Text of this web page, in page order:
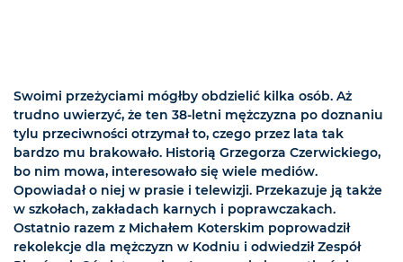
Swoimi przeżyciami mógłby obdzielić kilka osób. Aż
trudno uwierzyć, że ten 38-letni mężczyzna po doznaniu
tylu przeciwności otrzymał to, czego przez lata tak
bardzo mu brakowało. Historią Grzegorza Czerwickiego,
bo nim mowa, interesowało się wiele mediów.
Opowiadał o niej w prasie i telewizji. Przekazuje ją także
w szkołach, zakładach karnych i poprawczakach.
Ostatnio razem z Michałem Koterskim poprowadził
rekolekcje dla mężczyzn w Kodniu i odwiedził Zespół